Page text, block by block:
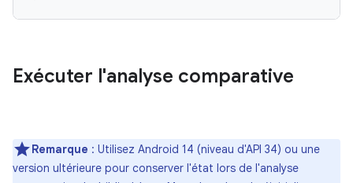
Exécuter l'analyse comparative
Remarque : Utilisez Android 14 (niveau d'API 34) ou une
version ultérieure pour conserver l'état lors de l'analyse